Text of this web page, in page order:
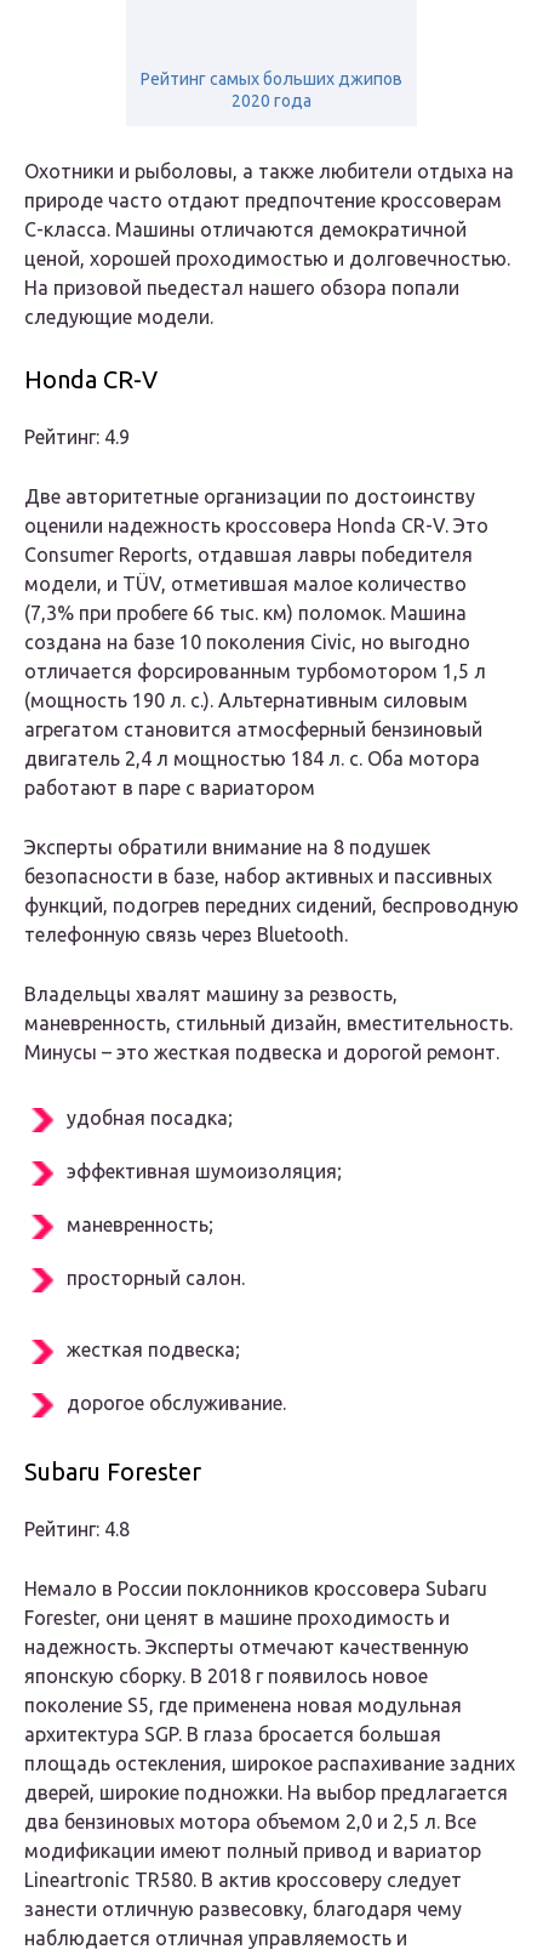
Рейтинг самых больших джипов
2020 года
Охотники и рыболовы, а также любители отдыха на
природе часто отдают предпочтение кроссоверам
C-класса. Машины отличаются демократичной
ценой, хорошей проходимостью и долговечностью.
На призовой пьедестал нашего обзора попали
следующие модели.
Honda CR-V
Рейтинг: 4.9
Две авторитетные организации по достоинству
оценили надежность кроссовера Honda CR-V. Это
Consumer Reports, отдавшая лавры победителя
модели, и TÜV, отметившая малое количество
(7,3% при пробеге 66 тыс. км) поломок. Машина
создана на базе 10 поколения Civic, но выгодно
отличается форсированным турбомотором 1,5 л
(мощность 190 л. с.). Альтернативным силовым
агрегатом становится атмосферный бензиновый
двигатель 2,4 л мощностью 184 л. с. Оба мотора
работают в паре с вариатором
Эксперты обратили внимание на 8 подушек
безопасности в базе, набор активных и пассивных
функций, подогрев передних сидений, беспроводную
телефонную связь через Bluetooth.
Владельцы хвалят машину за резвость,
маневренность, стильный дизайн, вместительность.
Минусы – это жесткая подвеска и дорогой ремонт.
удобная посадка;
эффективная шумоизоляция;
маневренность;
просторный салон.
жесткая подвеска;
дорогое обслуживание.
Subaru Forester
Рейтинг: 4.8
Немало в России поклонников кроссовера Subaru
Forester, они ценят в машине проходимость и
надежность. Эксперты отмечают качественную
японскую сборку. В 2018 г появилось новое
поколение S5, где применена новая модульная
архитектура SGP. В глаза бросается большая
площадь остекления, широкое распахивание задних
дверей, широкие подножки. На выбор предлагается
два бензиновых мотора объемом 2,0 и 2,5 л. Все
модификации имеют полный привод и вариатор
Lineartronic TR580. В актив кроссоверу следует
занести отличную развесовку, благодаря чему
наблюдается отличная управляемость и